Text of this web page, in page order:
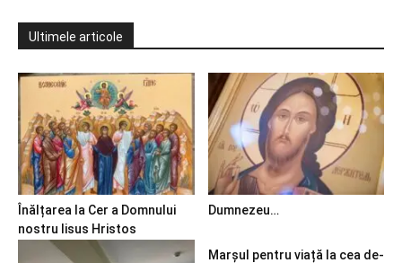
Ultimele articole
Înălțarea la Cer a Domnului
nostru Iisus Hristos
Dumnezeu…
Marșul pentru viață la cea de-